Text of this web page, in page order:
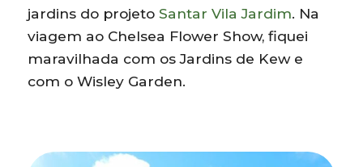
jardins do projetoSantar Vila Jardim. Na
viagem ao Chelsea Flower Show, fiquei
maravilhada com os Jardins de Kew e
com o Wisley Garden.